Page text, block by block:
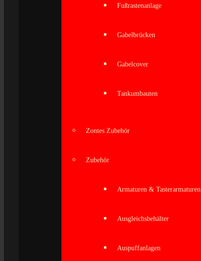
Fußrastenanlage
Gabelbrücken
Gabelcover
Tankumbauten
Zontes Zubehör
Zubehör
Armaturen & Tasterarmaturen
Ausgleichsbehälter
Auspuffanlagen